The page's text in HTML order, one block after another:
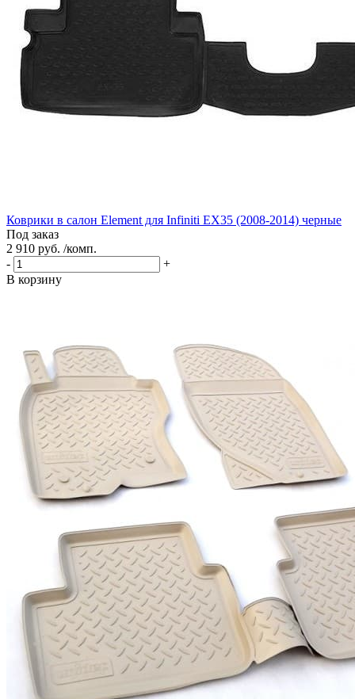
Коврики в салон Element для Infiniti EX35 (2008-2014) черные
Под заказ
2 910 руб. /комп.
-
+
В корзину